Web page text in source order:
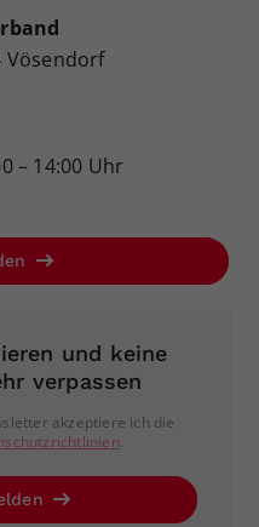
Vösendorf
– 14:00 Uhr
und keine
verpassen
akzeptiere ich die
.